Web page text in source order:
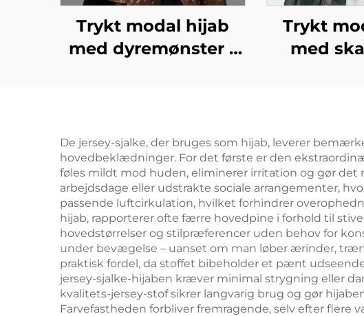
Trykt modal hijab
med dyremønster –
Trykt
med
De jersey-sjalke, der bruges som hijab, leverer
hovedbeklædninger. For det første er den
føles mildt mod huden, eliminerer irritation og gør
arbejdsdage eller udstrakte sociale arrangementer,
passende luftcirkulation, hvilket forhindrer
hijab, rapporterer ofte færre hovedpine i forhold til
hovedstørrelser og stilpræferencer uden behov for
under bevægelse – uanset om man løber ærinder,
praktisk fordel, da stoffet bibeholder et pænt
jersey-sjalke-hijaben kræver minimal strygning eller
kvalitets-jersey-stof sikrer langvarig brug og gør
Farvefastheden forbliver fremragende, selv efter flere